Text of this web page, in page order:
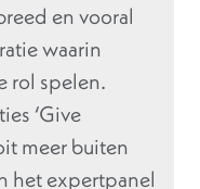
en vooral
waarin
rol spelen.
‘Give
meer buiten
het expertpanel